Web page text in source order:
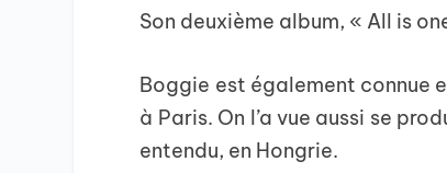
Son deuxième album, « All is
Boggie est également connue
à Paris. On l’a vue aussi se
entendu, en Hongrie.